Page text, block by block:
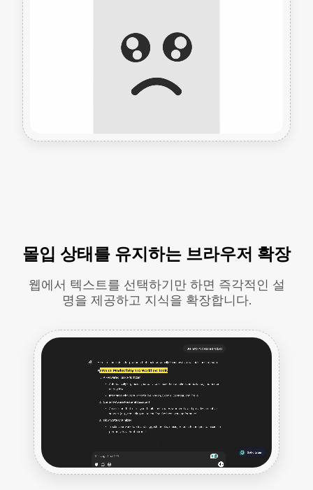
몰입 상태를 유지하는 브라우저 확장
웹에서 텍스트를 선택하기만 하면 즉각적인 설
명을 제공하고 지식을 확장합니다.